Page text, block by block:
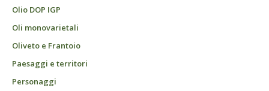
Olio DOP IGP
Oli monovarietali
Oliveto e Frantoio
Paesaggi e territori
Personaggi